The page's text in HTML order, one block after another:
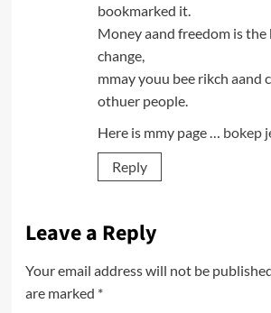
bookmarked it.
Money aand freedom is
change,
mmay youu bee rikch aand
othuer people.
Here is mmy page … bokep
Reply
Leave a Reply
Your email address will not be
are marked *